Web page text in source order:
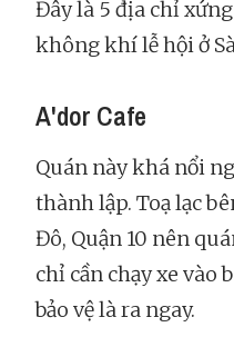
Đây là 5 địa chỉ
không khí lễ hội ở
A'dor Cafe
Quán này khá nổi
thành lập. Toạ lạc
Đô, Quận 10 nên
chỉ cần chạy xe vào
bảo vệ là ra ngay.